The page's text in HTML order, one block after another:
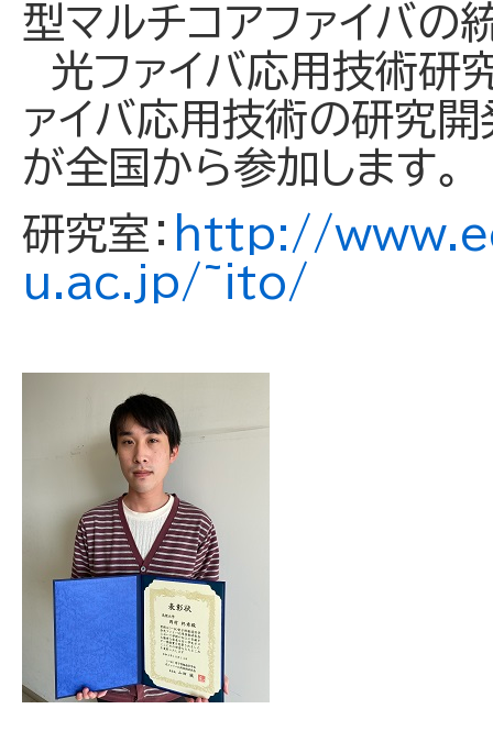
型マルチコアファイバの
光ファイバ応用技術研
ァイバ応用技術の研究
が全国から参加します。
研究室： http://
u.ac.jp/~ito/